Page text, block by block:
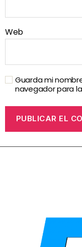
Web
Guarda mi
navegador para